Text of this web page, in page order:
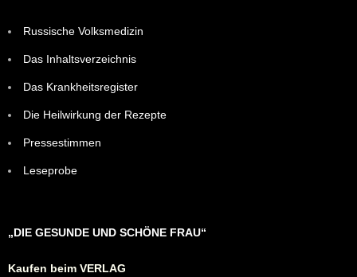
Russische Volksmedizin
Das Inhaltsverzeichnis
Das Krankheitsregister
Die Heilwirkung der Rezepte
Pressestimmen
Leseprobe
„DIE GESUNDE UND SCHÖNE FRAU“
Kaufen beim VERLAG